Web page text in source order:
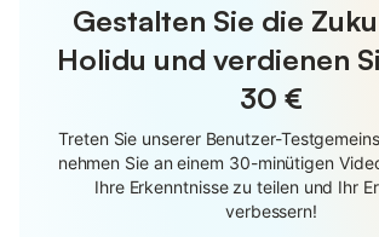
Gestalten Sie die
Holidu und verdienen
30 €
Treten Sie unserer Benutzer-
nehmen Sie an einem 30-minütigen
Ihre Erkenntnisse zu teilen und Ihr
verbessern!